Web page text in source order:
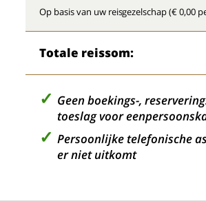
Op basis van uw reisgezelschap (€ 0,00
Totale reissom:
Geen boekings-,
toeslag voor
Persoonlijke telefonische
er niet uitkomt